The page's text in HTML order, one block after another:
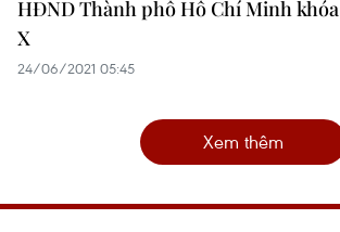
HĐND Thành phố Hồ Chí Minh khóa
X
24/06/2021 05:45
Xem thêm